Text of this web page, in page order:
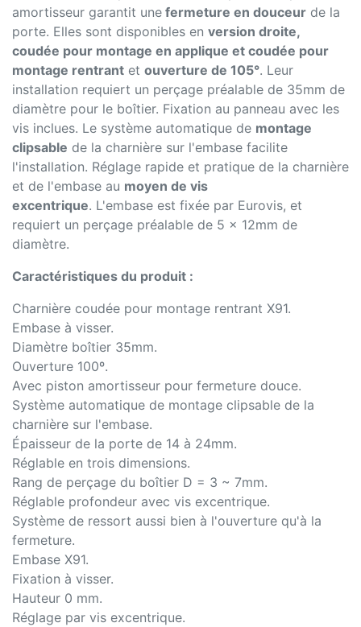
amortisseur garantit une fermeture en douceur de la
porte. Elles sont disponibles en version droite,
coudée pour montage en applique et coudée pour
montage rentrant et ouverture de 105°. Leur
installation requiert un perçage préalable de 35mm de
diamètre pour le boîtier. Fixation au panneau avec les
vis inclues. Le système automatique de montage
clipsable de la charnière sur l'embase facilite
l'installation. Réglage rapide et pratique de la charnière
et de l'embase au moyen de vis
excentrique. L'embase est fixée par Eurovis, et
requiert un perçage préalable de 5 x 12mm de
diamètre.
Caractéristiques du produit :
Charnière coudée pour montage rentrant X91.
Embase à visser.
Diamètre boîtier 35mm.
Ouverture 100º.
Avec piston amortisseur pour fermeture douce.
Système automatique de montage clipsable de la
charnière sur l'embase.
Épaisseur de la porte de 14 à 24mm.
Réglable en trois dimensions.
Rang de perçage du boîtier D = 3 ~ 7mm.
Réglable profondeur avec vis excentrique.
Système de ressort aussi bien à l'ouverture qu'à la
fermeture.
Embase X91.
Fixation à visser.
Hauteur 0 mm.
Réglage par vis excentrique.